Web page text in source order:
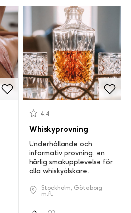
Whiskyprovning
4.4
Underhållande och
informativ provning, en
härlig smakupplevelse för
alla whiskyälskare.
Stockholm, Göteborg
m.fl.